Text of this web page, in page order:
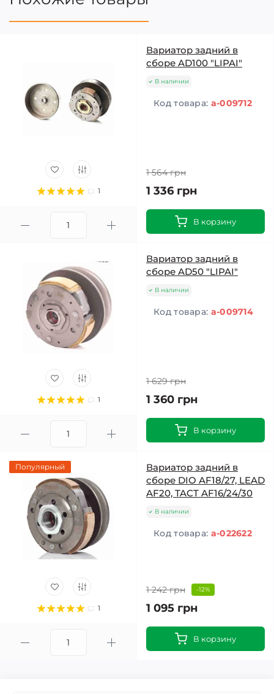
1
Вариатор задний в
сборе AD100 "LIPAI"
В наличии
Код товара: a-009712
1 564 грн
1 336 грн
В корзину
1
Вариатор задний в
сборе AD50 "LIPAI"
В наличии
Код товара: a-009714
1 629 грн
1 360 грн
В корзину
Популярный
1
Вариатор задний в
сборе DIO AF18/27, LEAD
AF20, TACT AF16/24/30
В наличии
Код товара: a-022622
1 242 грн -12%
1 095 грн
В корзину